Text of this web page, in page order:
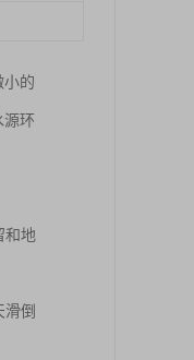
小的
源环
和地
倒